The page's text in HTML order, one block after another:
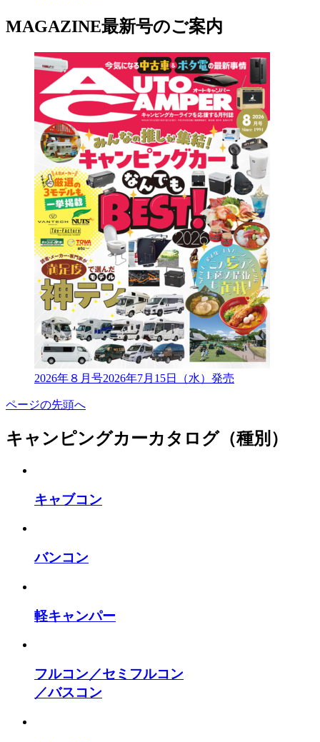
MAGAZINE最新号のご案内
2026年８月号2026年7月15日（水）発売
ページの先頭へ
キャンピングカーカタログ（種別）
キャブコン
バンコン
軽キャンパー
フルコン／セミフルコン
／バスコン